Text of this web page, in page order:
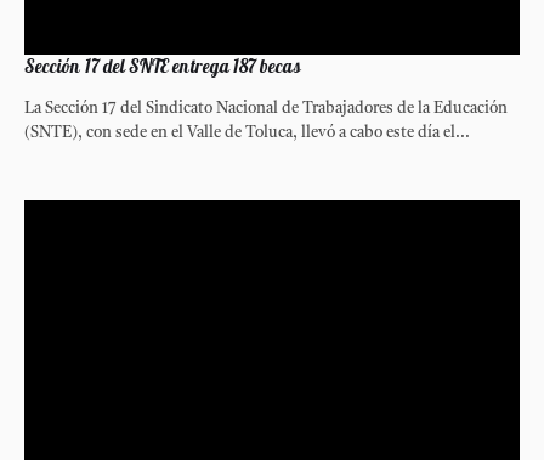
Sección 17 del SNTE entrega 187 becas
La Sección 17 del Sindicato Nacional de Trabajadores de la Educación
(SNTE), con sede en el Valle de Toluca, llevó a cabo este día el...